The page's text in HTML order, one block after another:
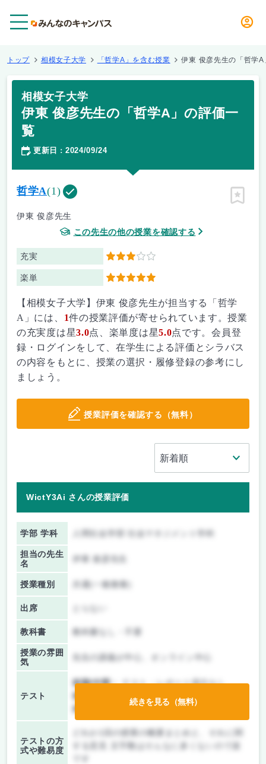
トップ 相模女子大学 「哲学A」を含む授業 伊東 俊彦先生の「哲学
相模女子大学
伊東 俊彦先生の「哲学A」の評価一
覧
更新日 ： 2024/09/24
哲学A(1)
伊東 俊彦先生
この先生の他の授業を確認する
充実 3
楽単 5
ピン留
【相模女子大学】伊東 俊彦先生が担当する「哲学
A」には、 1件の授業評価が寄せられています。授業
の充実度は星3.0点、楽単度は星5.0点です。会員登
録・ログインをして、在学生による評価とシラバス
の内容をもとに、授業の選択・履修登録の参考にし
ましょう。
授業評価を確認する（無料）
WictY3Ai さんの授業評価
学部 学科
担当の先生
名
伊東 俊彦先生
授業種別 共通(一般教養)
出席
教科書 教科書なし・不要
授業の雰囲
気
先生の講義が中心、オンライン中心
テスト
前期/中間：テスト・レポート両方なし
後期/期末：
レポートのみ
テストなし
テストの方
式や難易度
どれか1回の授業の概要まとめと、それに関
続きを見る（無料）